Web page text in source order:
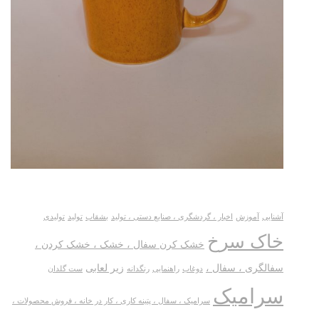
آشنایی آموزش اخبار ، گردشگری ، صنایع دستی ، تولید بشقاب تولید تولیدی
خاک سرخ خشک کرن سفال ، خشک ، خشک کردن ،
سفالگری ، سفال ، دوغاب راهنمایی رنگدانه زیر لعابی ست گلدان
سرامیک سرامیک ، سفال ، پتینه کاری ، کار در خانه ، فروش محصولات ،